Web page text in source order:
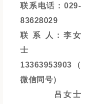
联系电话： 029-
83628029
联
系 人 ： 李女
士
13363953903（
微信同号）
吕女士